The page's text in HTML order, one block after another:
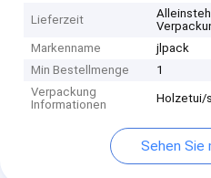
Lieferzeit
Markenname
jlpack
Min Bestellmenge
1
Verpackung
Informationen
Holzetui/
Sehen Sie